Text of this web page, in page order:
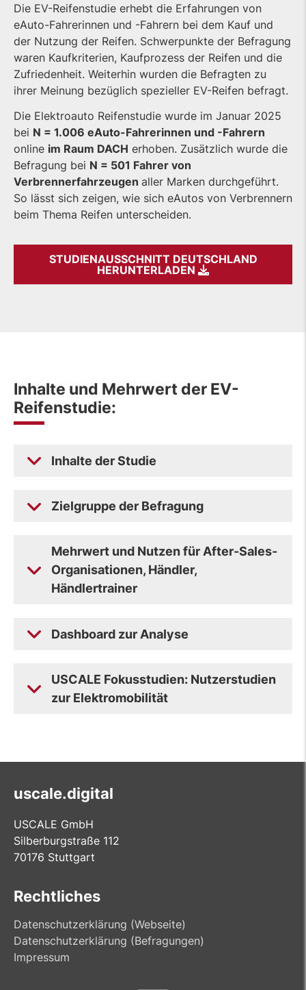
Die EV-Reifenstudie erhebt die Erfahrungen von
eAuto-Fahrerinnen und -Fahrern bei dem Kauf und
der Nutzung der Reifen. Schwerpunkte der Befragung
waren Kaufkriterien, Kaufprozess der Reifen und die
Zufriedenheit. Weiterhin wurden die Befragten zu
ihrer Meinung bezüglich spezieller EV-Reifen befragt.
Die Elektroauto Reifenstudie wurde im Januar 2025
bei N = 1.006 eAuto-Fahrerinnen und -Fahrern
online im Raum DACH erhoben. Zusätzlich wurde die
Befragung bei N = 501 Fahrer von
Verbrennerfahrzeugen aller Marken durchgeführt.
So lässt sich zeigen, wie sich eAutos von Verbrennern
beim Thema Reifen unterscheiden.
STUDIENAUSSCHNITT DEUTSCHLAND
HERUNTERLADEN
Inhalte und Mehrwert der EV-
Reifenstudie:
Inhalte der Studie
Zielgruppe der Befragung
Mehrwert und Nutzen für After-Sales-
Organisationen, Händler,
Händlertrainer
Dashboard zur Analyse
USCALE Fokusstudien: Nutzerstudien
zur Elektromobilität
uscale.digital
USCALE GmbH
Silberburgstraße 112
70176 Stuttgart
Rechtliches
Datenschutzerklärung (Webseite)
Datenschutzerklärung (Befragungen)
Impressum